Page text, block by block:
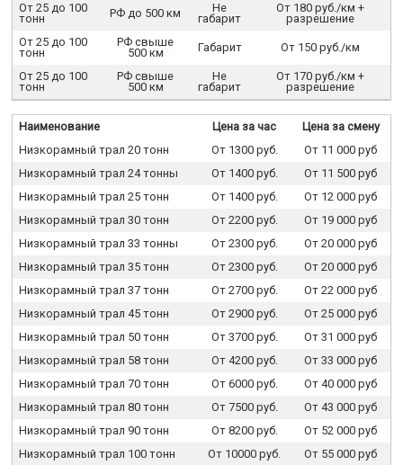
От 25 до 100
тонн
РФ до 500 км
Не
габарит
От 180 руб./км +
разрешение
От 25 до 100
тонн
РФ свыше
500 км
Габарит От 150 руб./км
От 25 до 100
тонн
РФ свыше
500 км
Не
габарит
От 170 руб./км +
разрешение
Наименование Цена за час
Цена за смену
Низкорамный трал 20 тонн
От 1300 руб.
От 11 000 руб
Низкорамный трал 24 тонны
От 1400 руб.
От 11 500 руб
Низкорамный трал 25 тонн
От 1400 руб.
От 12 000 руб
Низкорамный трал 30 тонн
От 2200 руб.
От 19 000 руб
Низкорамный трал 33 тонны
От 2300 руб.
От 20 000 руб
Низкорамный трал 35 тонн
От 2300 руб.
От 20 000 руб
Низкорамный трал 37 тонн
От 2700 руб.
От 22 000 руб
Низкорамный трал 45 тонн
От 2900 руб.
От 25 000 руб
Низкорамный трал 50 тонн
От 3700 руб.
От 31 000 руб
Низкорамный трал 58 тонн
От 4200 руб.
От 33 000 руб
Низкорамный трал 70 тонн
От 6000 руб.
От 40 000 руб
Низкорамный трал 80 тонн
От 7500 руб.
От 43 000 руб
Низкорамный трал 90 тонн
От 8200 руб.
От 52 000 руб
Низкорамный трал 100 тонн
От 10000 руб. От 55 000 руб